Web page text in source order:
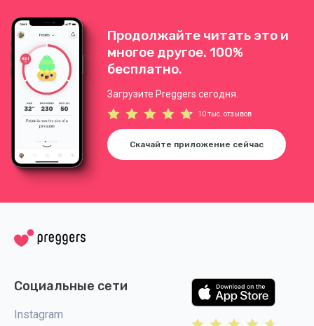
Продолжайте читать это и
многое другое. 100%
бесплатно.
Загрузите Preggers сегодня.
10 тыс. отзывов
Скачайте приложение сейчас
Социальные сети
Instagram